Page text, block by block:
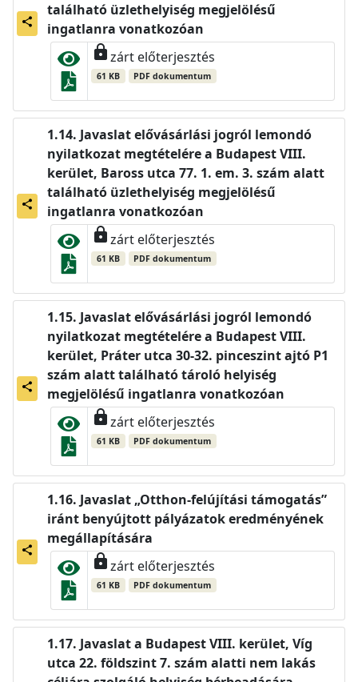
share
található üzlethelyiség megjelölésű
ingatlanra vonatkozóan
lockzárt előterjesztés
61 KB PDF dokumentum
share
Javaslat elővásárlási jogról lemondó
nyilatkozat megtételére a Budapest VIII.
kerület, Baross utca 77. 1. em. 3. szám alatt
található üzlethelyiség megjelölésű
ingatlanra vonatkozóan
lockzárt előterjesztés
61 KB PDF dokumentum
share
Javaslat elővásárlási jogról lemondó
nyilatkozat megtételére a Budapest VIII.
kerület, Práter utca 30-32. pinceszint ajtó P1
szám alatt található tároló helyiség
megjelölésű ingatlanra vonatkozóan
lockzárt előterjesztés
61 KB PDF dokumentum
share
Javaslat „Otthon-felújítási támogatás”
iránt benyújtott pályázatok eredményének
megállapítására
lockzárt előterjesztés
61 KB PDF dokumentum
Javaslat a Budapest VIII. kerület, Víg
utca 22. földszint 7. szám alatti nem lakás